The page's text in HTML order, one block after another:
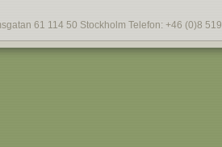
61 114 50 Stockholm Telefon: +46 (0)8